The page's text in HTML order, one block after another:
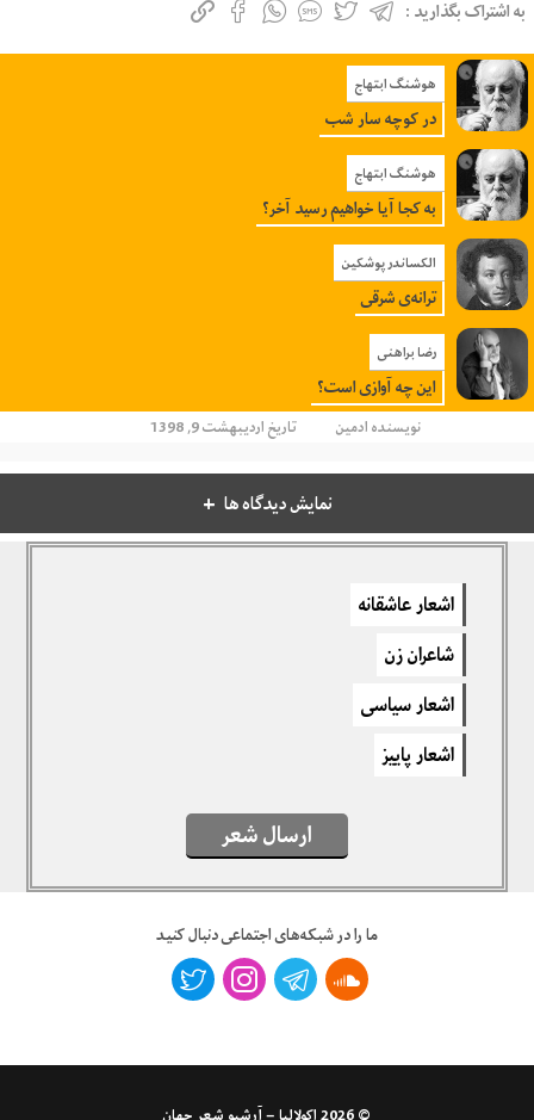
به اشتراک بگذارید :
هوشنگ ابتهاج
در کوچه سار شب
هوشنگ ابتهاج
به کجا آیا خواهیم رسید آخر؟
الکساندر پوشکین
ترانه‌ی شرقی
رضا براهنی
این چه آوازی است؟
نویسندهادمین تاریخ اردیبهشت 9, 1398
نمایش دیدگاه ها
دیدگاهتان را بنویسید
برای نوشتن دیدگاه باید
اشعار عاشقانه
شاعران زن
اشعار سیاسی
اشعار پاییز
ارسال شعر
ما را در شبکه‌های اجتماعی دنبال کنید